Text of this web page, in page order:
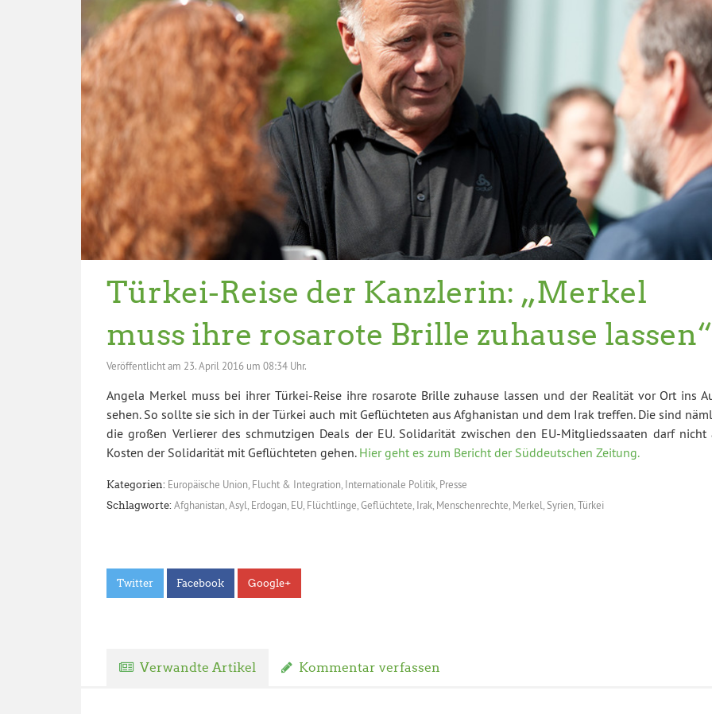
Türkei-Reise der Kanzlerin: „Merkel
muss ihre rosarote Brille zuhause lassen“
Veröffentlicht am 23. April 2016 um 08:34 Uhr.
Angela Merkel muss bei ihrer Türkei-Reise ihre rosarote Brille zuhause lassen und der Realität vor Ort ins
sehen. So sollte sie sich in der Türkei auch mit Geflüchteten aus Afghanistan und dem Irak treffen. Die sind
die großen Verlierer des schmutzigen Deals der EU. Solidarität zwischen den EU-Mitgliedssaaten darf nicht
Kosten der Solidarität mit Geflüchteten gehen. Hier geht es zum Bericht der Süddeutschen Zeitung.
Kategorien: Europäische Union, Flucht & Integration, Internationale Politik, Presse
Schlagworte: Afghanistan Asyl Erdogan EU Flüchtlinge Geflüchtete Irak Menschenrechte Merkel Syrien Türkei
Twitter Facebook Google+
Verwandte Artikel Kommentar verfassen